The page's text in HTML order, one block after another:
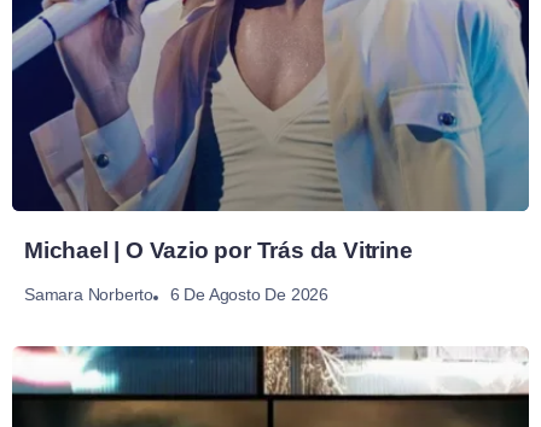
Michael | O Vazio por Trás da Vitrine
Samara Norberto 6 De Agosto De 2026